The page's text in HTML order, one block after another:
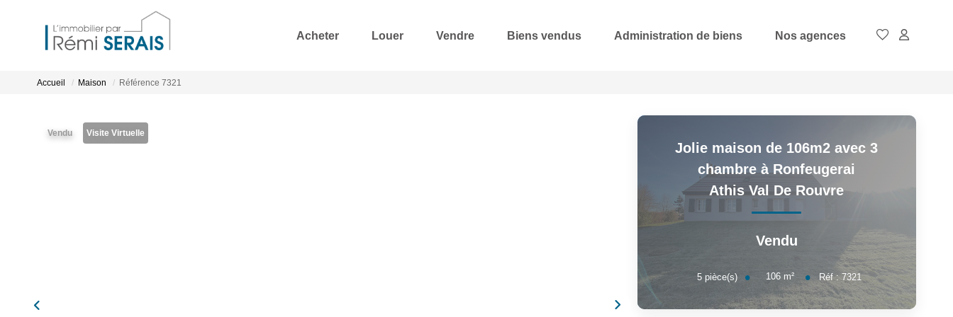
Acheter Louer Vendre Biens vendus Administration de biens Nos agences
Accueil Maison Référence 7321
Vendu Visite Virtuelle
Jolie maison de 106m2 avec 3
chambre à Ronfeugerai
Athis Val De Rouvre
Vendu
5pièce(s) 106m² Réf :7321